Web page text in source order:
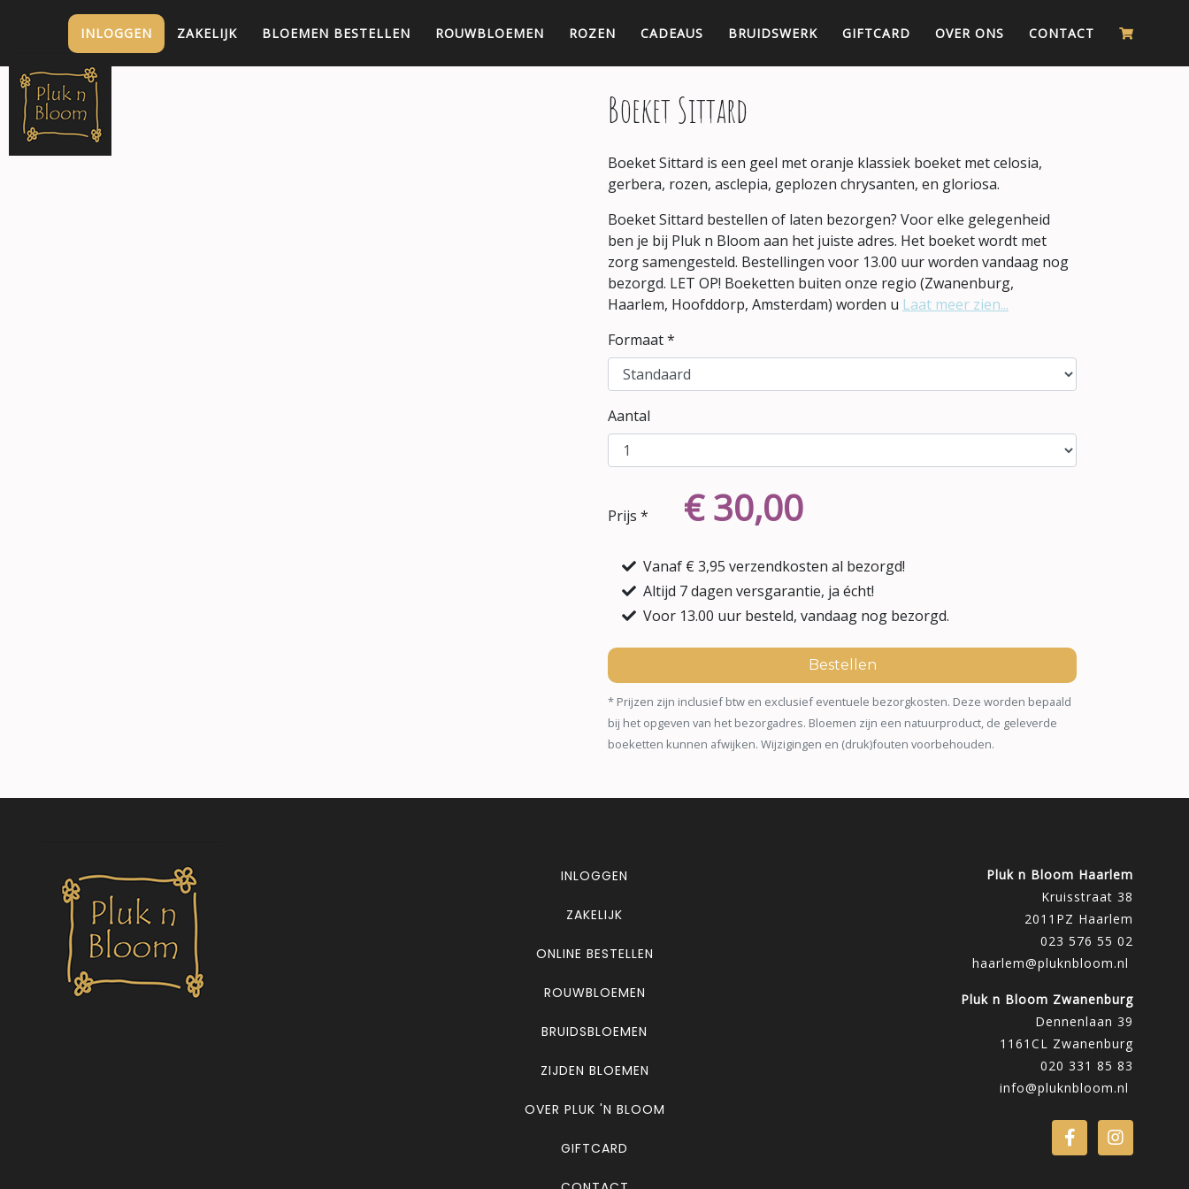
INLOGGEN ZAKELIJK BLOEMEN BESTELLEN ROUWBLOEMEN ROZEN CADEAUS BRUIDSWERK GIFTCARD OVER ONS CONTACT
Boeket Sittard
Boeket Sittard is een geel met oranje klassiek boeket met celosia,
gerbera, rozen, asclepia, geplozen chrysanten, en gloriosa.
Boeket Sittard bestellen of laten bezorgen? Voor elke gelegenheid
ben je bij Pluk n Bloom aan het juiste adres. Het boeket wordt met
zorg samengesteld. Bestellingen voor 13.00 uur worden vandaag nog
bezorgd. LET OP! Boeketten buiten onze regio (Zwanenburg,
Haarlem, Hoofddorp, Amsterdam) worden u Laat meer zien...
Formaat *
Aantal
Prijs * € 30,00
Vanaf € 3,95 verzendkosten al bezorgd!
Altijd 7 dagen versgarantie, ja écht!
Voor 13.00 uur besteld, vandaag nog bezorgd.
Bestellen
* Prijzen zijn inclusief btw en exclusief eventuele bezorgkosten. Deze worden bepaald
bij het opgeven van het bezorgadres. Bloemen zijn een natuurproduct, de geleverde
boeketten kunnen afwijken. Wijzigingen en (druk)fouten voorbehouden.
INLOGGEN
ZAKELIJK
ONLINE BESTELLEN
ROUWBLOEMEN
BRUIDSBLOEMEN
ZIJDEN BLOEMEN
OVER PLUK 'N BLOOM
GIFTCARD
Pluk n Bloom Haarlem
Kruisstraat 38
2011PZ Haarlem
023 576 55 02
haarlem@pluknbloom.nl
Pluk n Bloom Zwanenburg
Dennenlaan 39
1161CL Zwanenburg
020 331 85 83
info@pluknbloom.nl